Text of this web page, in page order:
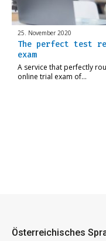
25. November 2020
The perfect test
exam
A service that perfectly
online trial exam of…
Österreichisches